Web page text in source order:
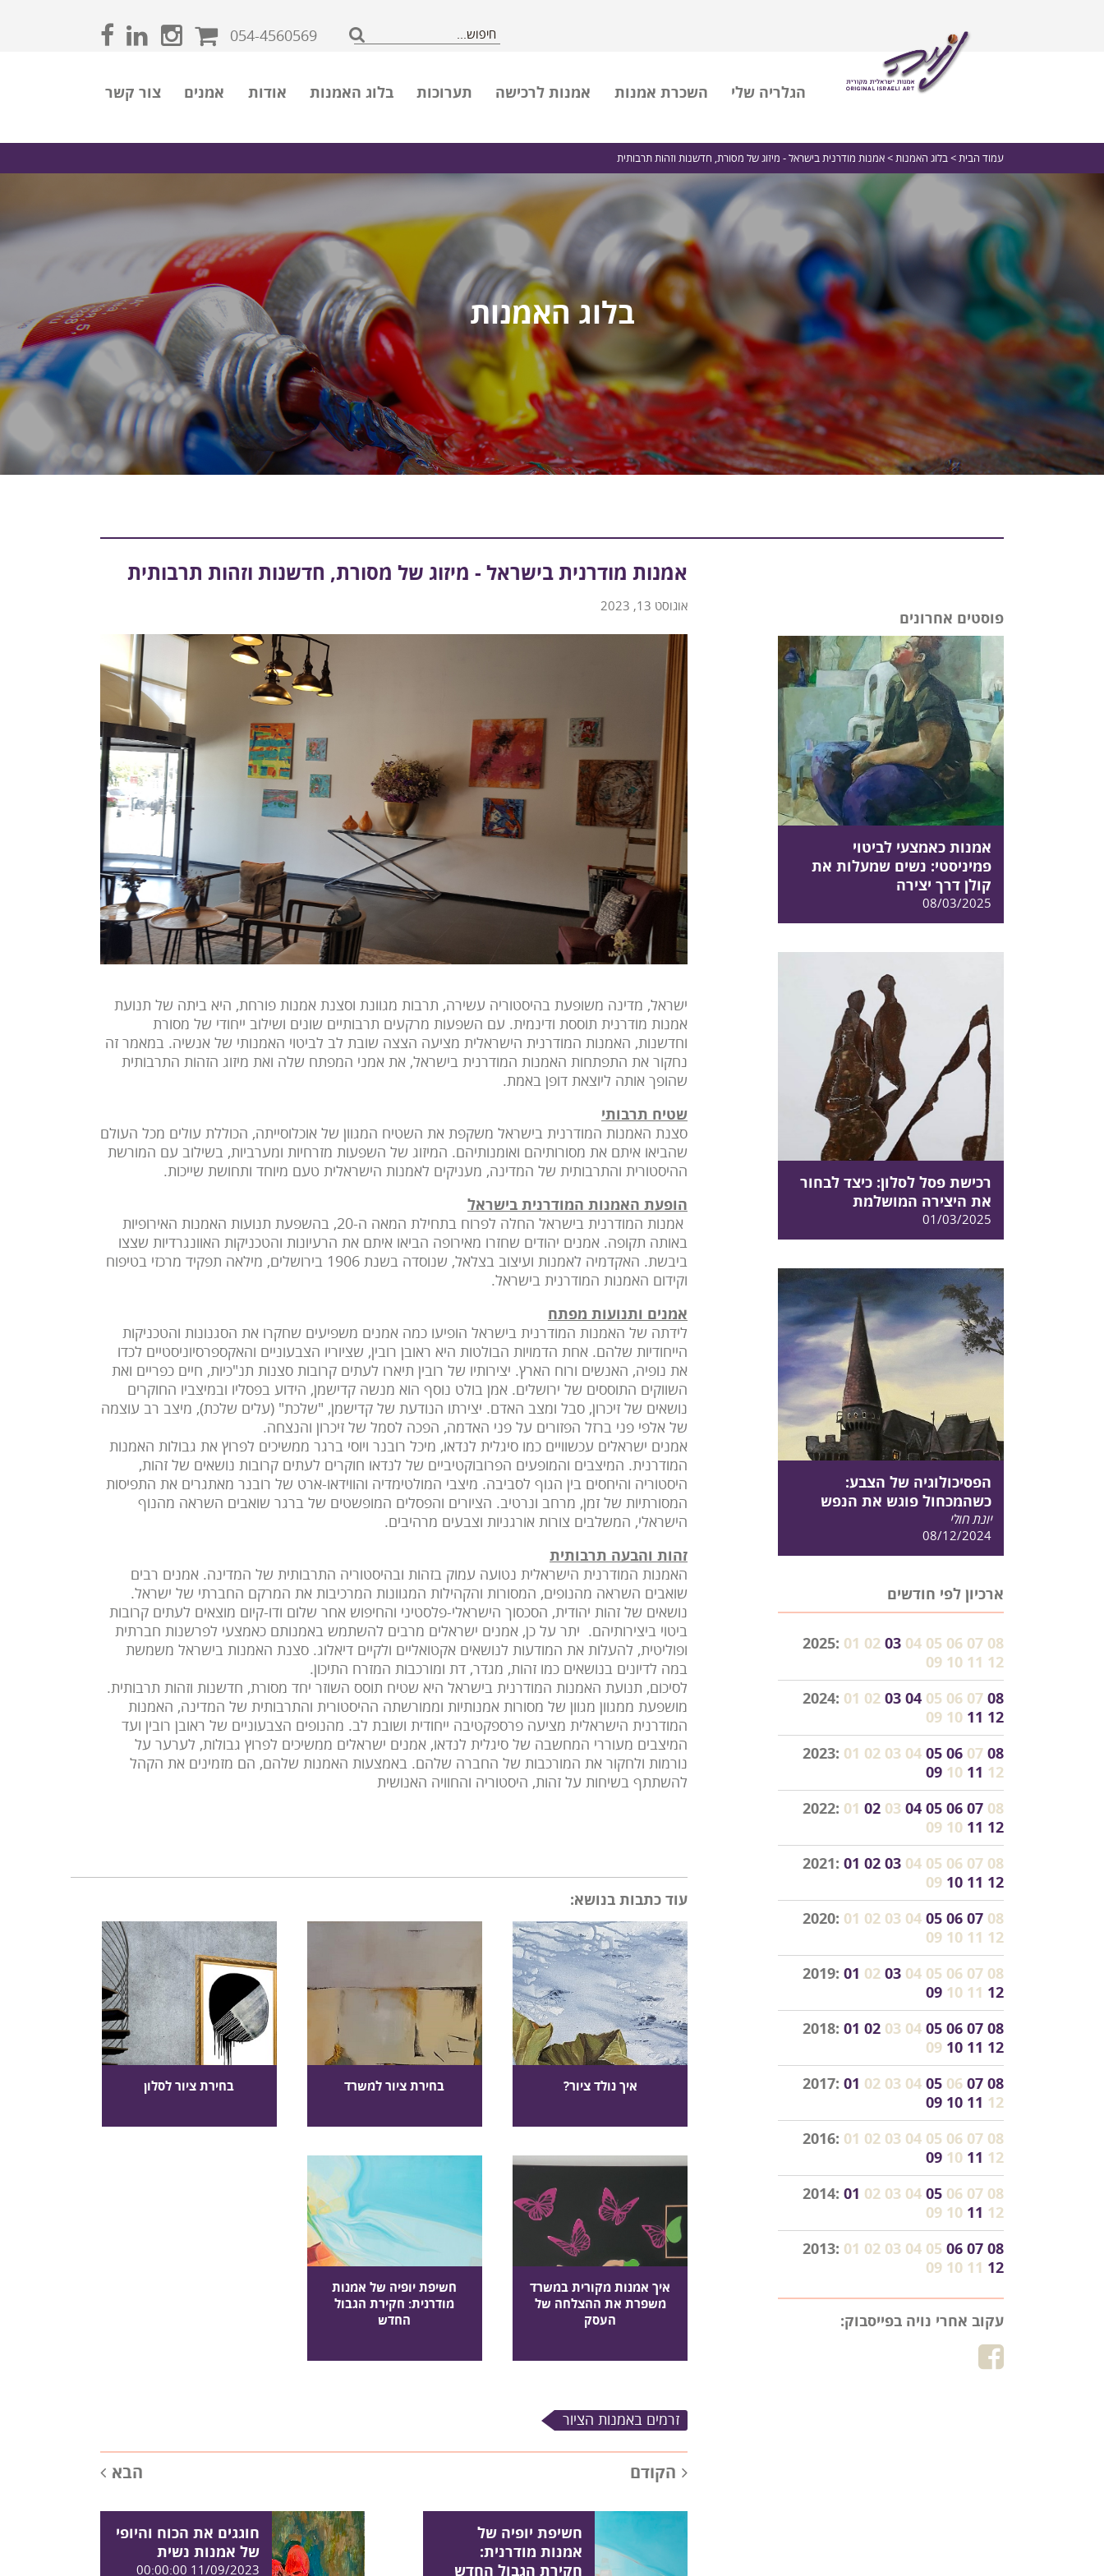
054-4560569
הגלריה שלי השכרת אמנות אמנות לרכישה תערוכות בלוג האמנות אודות אמנים צור קשר
עמוד הבית > בלוג האמנות > אמנות מודרנית בישראל - מיזוג של מסורת, חדשנות וזהות תרבותית
בלוג האמנות
אמנות מודרנית בישראל - מיזוג של מסורת, חדשנות וזהות תרבותית
אוגוסט 13, 2023
ישראל, מדינה משופעת בהיסטוריה עשירה, תרבות מגוונת וסצנת אמנות פורחת, היא ביתה של תנועת
אמנות מודרנית תוססת ודינמית. עם השפעות מרקעים תרבותיים שונים ושילוב ייחודי של מסורת
וחדשנות, האמנות המודרנית הישראלית מציעה הצצה שובת לב לביטוי האמנותי של אנשיה. במאמר זה
נחקור את התפתחות האמנות המודרנית בישראל, את אמני המפתח שלה ואת מיזוג הזהות התרבותית
שהופך אותה ליוצאת דופן באמת.
שטיח תרבותי
סצנת האמנות המודרנית בישראל משקפת את השטיח המגוון של אוכלוסייתה, הכוללת עולים מכל העולם
שהביאו איתם את מסורותיהם ואומנותיהם. המיזוג של השפעות מזרחיות ומערביות, בשילוב עם המורשת
ההיסטורית והתרבותית של המדינה, מעניקים לאמנות הישראלית טעם מיוחד ותחושת שייכות.
הופעת האמנות המודרנית בישראל
אמנות המודרנית בישראל החלה לפרוח בתחילת המאה ה-20, בהשפעת תנועות האמנות האירופיות
באותה תקופה. אמנים יהודים שחזרו מאירופה הביאו איתם את הרעיונות והטכניקות האוונגרדיות שצצו
ביבשת. האקדמיה לאמנות ועיצוב בצלאל, שנוסדה בשנת 1906 בירושלים, מילאה תפקיד מרכזי בטיפוח
וקידום האמנות המודרנית בישראל.
אמנים ותנועות מפתח
לידתה של האמנות המודרנית בישראל הופיעו כמה אמנים משפיעים שחקרו את הסגנונות והטכניקות
הייחודיות שלהם. אחת הדמויות הבולטות היא ראובן רובין, שציוריו הצבעוניים והאקספרסיוניסטיים לכדו
את נופיה, האנשים ורוח הארץ. יצירותיו של רובין תיארו לעתים קרובות סצנות תנ"כיות, חיים כפריים ואת
השווקים התוססים של ירושלים. אמן בולט נוסף הוא מנשה קדישמן, הידוע בפסליו ובמיצביו החוקרים
נושאים של זיכרון, סבל ומצב האדם. יצירתו הנודעת של קדישמן, "שלכת" (עלים שלכת), מיצב רב עוצמה
של אלפי פני ברזל הפזורים על פני האדמה, הפכה לסמל של זיכרון והנצחה.
אמנים ישראלים עכשוויים כמו סיגלית לנדאו, מיכל רובנר ויוסי ברגר ממשיכים לפרוץ את גבולות האמנות
המודרנית. המיצבים והמופעים הפרובוקטיביים של לנדאו חוקרים לעתים קרובות נושאים של זהות,
היסטוריה והיחסים בין הגוף לסביבה. מיצבי המולטימדיה והווידאו-ארט של רובנר מאתגרים את התפיסות
המסורתיות של זמן, מרחב ונרטיב. הציורים והפסלים המופשטים של ברגר שואבים השראה מהנוף
הישראלי, המשלבים צורות אורגניות וצבעים מרהיבים.
זהות והבעה תרבותית
האמנות המודרנית הישראלית נטועה עמוק בזהות ובהיסטוריה התרבותית של המדינה. אמנים רבים
שואבים השראה מהנופים, המסורות והקהילות המגוונות המרכיבות את המרקם החברתי של ישראל.
נושאים של זהות יהודית, הסכסוך הישראלי-פלסטיני והחיפוש אחר שלום ודו-קיום מוצאים לעתים קרובות
ביטוי ביצירותיהם. יתר על כן, אמנים ישראלים מרבים להשתמש באמנותם כאמצעי לפרשנות חברתית
ופוליטית, להעלות את המודעות לנושאים אקטואליים ולקיים דיאלוג. סצנת האמנות בישראל משמשת
במה לדיונים בנושאים כמו זהות, מגדר, דת ומורכבות המזרח התיכון.
לסיכום, תנועת האמנות המודרנית בישראל היא שטיח תוסס השוזר יחד מסורת, חדשנות וזהות תרבותית.
מושפעת ממגוון מגוון של מסורות אמנותיות וממורשתה ההיסטורית והתרבותית של המדינה, האמנות
המודרנית הישראלית מציעה פרספקטיבה ייחודית ושובת לב. מהנופים הצבעוניים של ראובן רובין ועד
המיצבים מעוררי המחשבה של סיגלית לנדאו, אמנים ישראלים ממשיכים לפרוץ גבולות, לערער על
נורמות ולחקור את המורכבות של החברה שלהם. באמצעות האמנות שלהם, הם מזמינים את הקהל
להשתתף בשיחות על זהות, היסטוריה והחוויה האנושית
עוד כתבות בנושא:
איך נולד ציור? בחירת ציור למשרד בחירת ציור לסלון
איך אמנות מקורית במשרד
משפרת את ההצלחה של
העסק
חשיפת יופיה של אמנות
מודרנית: חקירת הגבול
החדש
זרמים באמנות הציור
הבא הקודם
חשיפת יופיה של
אמנות מודרנית:
חקירת הגבול החדש
חוגגים את הכוח והיופי
של אמנות נשית
11/09/2023 00:00:00
פוסטים אחרונים
אמנות כאמצעי לביטוי
פמיניסטי: נשים שמעלות את
קולן דרך יצירה
08/03/2025
רכישת פסל לסלון: כיצד לבחור
את היצירה המושלמת
01/03/2025
הפסיכולוגיה של הצבע:
כשהמכחול פוגש את הנפש
יונת חולי
08/12/2024
ארכיון לפי חודשים
2025: 01 02 03 04 05 06 07 08
09 10 11 12
2024: 01 02 03 04 05 06 07 08
09 10 11 12
2023: 01 02 03 04 05 06 07 08
09 10 11 12
2022: 01 02 03 04 05 06 07 08
09 10 11 12
2021: 01 02 03 04 05 06 07 08
09 10 11 12
2020: 01 02 03 04 05 06 07 08
09 10 11 12
2019: 01 02 03 04 05 06 07 08
09 10 11 12
2018: 01 02 03 04 05 06 07 08
09 10 11 12
2017: 01 02 03 04 05 06 07 08
09 10 11 12
2016: 01 02 03 04 05 06 07 08
09 10 11 12
2014: 01 02 03 04 05 06 07 08
09 10 11 12
2013: 01 02 03 04 05 06 07 08
09 10 11 12
עקוב אחרי נויה בפייסבוק: